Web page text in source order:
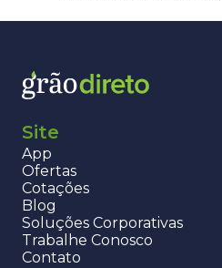
Site
App
Ofertas
Cotações
Blog
Soluções Corporativas
Trabalhe Conosco
Contato